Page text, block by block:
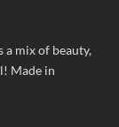
a mix of beauty,
Made in